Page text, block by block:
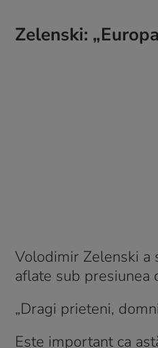
Zelenski:
Volodimir Zelenski a
aflate sub presiunea
„Dragi prieteni,
Este important ca